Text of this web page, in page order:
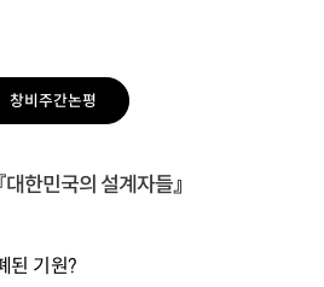
창비주간논평
대한민국의 설계자들』
된 기원?